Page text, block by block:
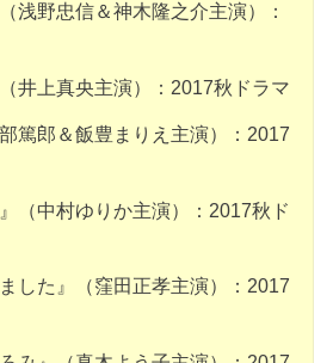
浅野忠信＆神木隆之介主演）：
井上真央主演）：2017秋ドラマ
篤郎＆飯豊まりえ主演）：2017
（中村ゆりか主演）：2017秋ド
した』（窪田正孝主演）：2017